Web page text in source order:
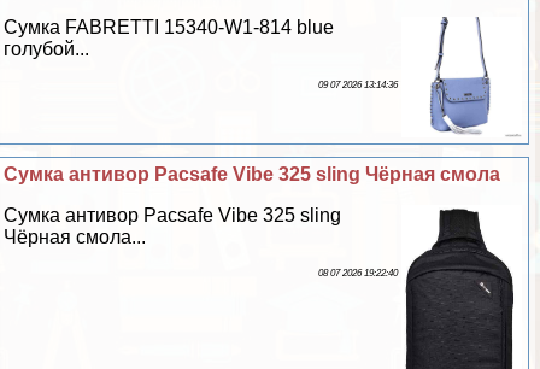
Сумка FABRETTI 15340-W1-814 blue
гoлyбой...
09 07 2026 13:14:36
Сумка антивор Pacsafe Vibe 325 sling Чёрная смола
Сумка антивор Pacsafe Vibe 325 sling
Чёрная смола...
08 07 2026 19:22:40